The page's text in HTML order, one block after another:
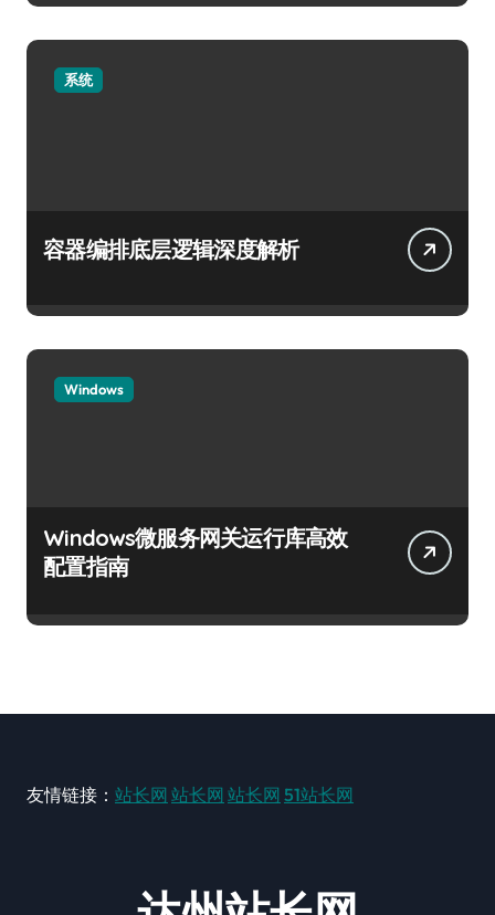
系统
容器编排底层逻辑深度解析
Windows
Windows微服务网关运行库高效
配置指南
友情链接： 站长网 站长网 站长网 51站长网